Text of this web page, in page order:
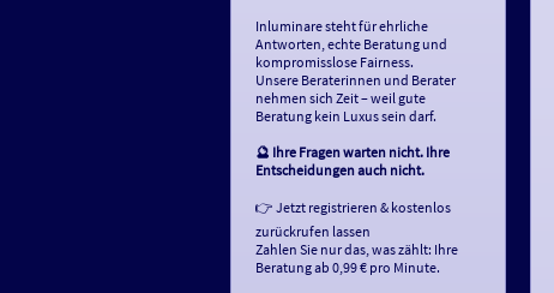
Inluminare steht für ehrliche
Antworten, echte Beratung und
kompromisslose Fairness.
Unsere Beraterinnen und Berater
nehmen sich Zeit – weil gute
Beratung kein Luxus sein darf.
🔮 Ihre Fragen warten nicht. Ihre
Entscheidungen auch nicht.
👉 Jetzt registrieren & kostenlos
zurückrufen lassen
Zahlen Sie nur das, was zählt: Ihre
Beratung ab 0,99 € pro Minute.